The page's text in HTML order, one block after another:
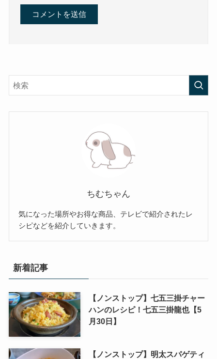
ちむちゃん
気になった場所やお得な商品、テレビで紹介されたレ
シピなどを紹介していきます。
新着記事
【ノンストップ】七五三掛チャー
ハンのレシピ！七五三掛龍也【5
月30日】
【ノンストップ】明太スパゲティ